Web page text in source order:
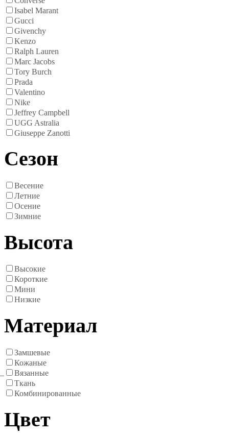
Isabel Marant
Gucci
Givenchy
Kenzo
Ralph Lauren
Marc Jacobs
Tory Burch
Prada
Valentino
Nike
Jeffrey Campbell
UGG Astralia
Giuseppe Zanotti
Сезон
Весение
Летние
Осение
Зимние
Высота
Высокие
Короткие
Мини
Низкие
Материал
Замшевые
Кожаные
Вязанные
Ткань
Комбинированные
Цвет